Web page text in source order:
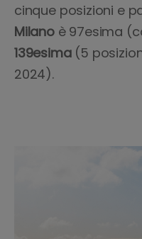
cinque posizioni e
Milanoè 97esima
139esima(5
2024).